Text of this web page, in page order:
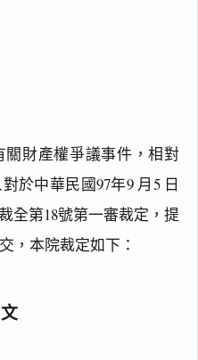
財產權爭議事件，相對
於中華民國97年9 月5 日
全第18號第一審裁定，提
，本院裁定如下：